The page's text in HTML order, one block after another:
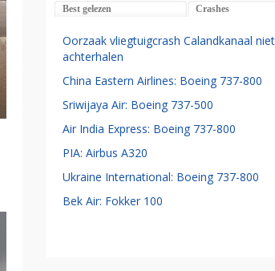
Best gelezen Crashes
Oorzaak vliegtuigcrash Calandkanaal
achterhalen
China Eastern Airlines: Boeing 737-800
Sriwijaya Air: Boeing 737-500
Air India Express: Boeing 737-800
PIA: Airbus A320
Ukraine International: Boeing 737-800
Bek Air: Fokker 100